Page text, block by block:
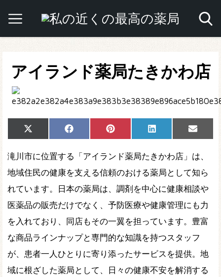
アイランド薬局たきかわ店
Share
on
X
(Twitter)
Share
on
Facebook Share
on
Pinterest Share
on
LinkedIn
Share
on
Email
滝川市に位置する「アイランド薬局たきかわ店」は、
地域住民の健康を支える信頼のおける薬局として知ら
れています。日本の薬局は、調剤を中心に健康相談や
医薬品の販売だけでなく、予防医療や健康管理にも力
を入れており、同店もその一翼を担っています。豊富
な商品ラインナップと専門的な知識を持つスタッフ
が、患者一人ひとりに寄り添ったサービスを提供。地
域に根ざした薬局として、日々の健康不安を解消する